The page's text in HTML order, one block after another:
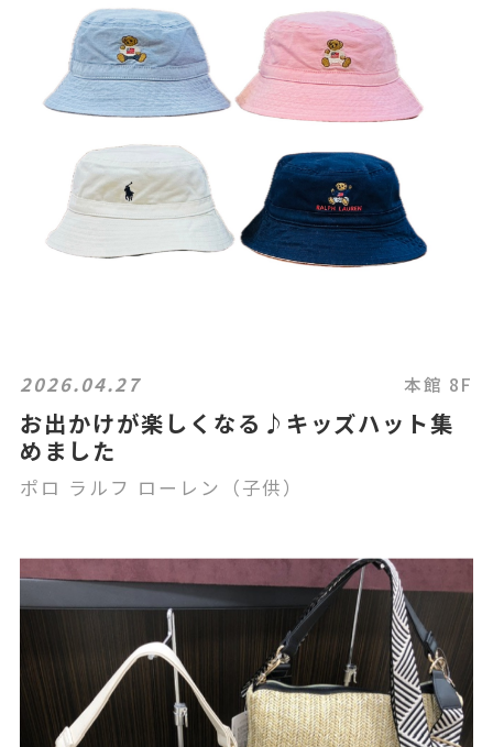
2026.04.27 本館 8F
お出かけが楽しくなる♪キッズハット集
めました
ポロ ラルフ ローレン（子供）